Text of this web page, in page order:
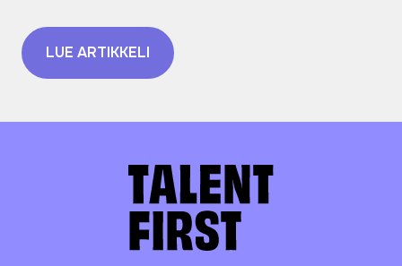
LUE ARTIKKELI